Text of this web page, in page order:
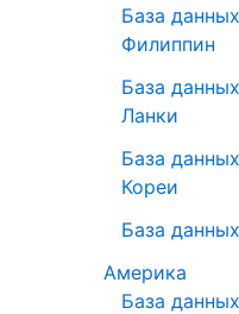
База
Филиппин
База
Ланки
База
Кореи
База
Америка
База